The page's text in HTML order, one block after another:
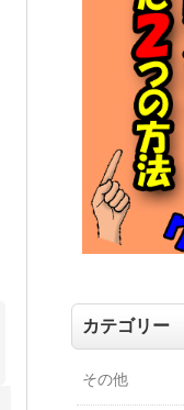
カテゴリー
その他